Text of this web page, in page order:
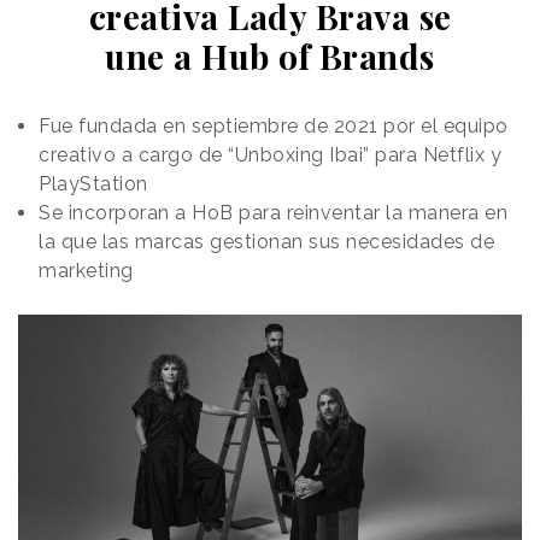
entre otros logros.
Marta Pasamón, Directora General de Ymedia Wink
iProspect, ha asegurado que “tras más de una
creativa Lady Brava se
une a Hub of Brands
Fue fundada en septiembre de 2021 por el equipo
creativo a cargo de “Unboxing Ibai” para Netflix y
PlayStation
Se incorporan a HoB para reinventar la manera en
la que las marcas gestionan sus necesidades de
marketing